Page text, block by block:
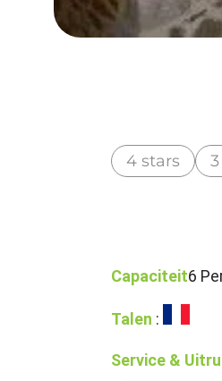
4 stars
Capaciteit6
Talen :
Service &